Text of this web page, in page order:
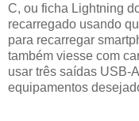
C, ou ficha Lightning
recarregado usando
para recarregar
também viesse com
usar três saídas USB-
equipamentos